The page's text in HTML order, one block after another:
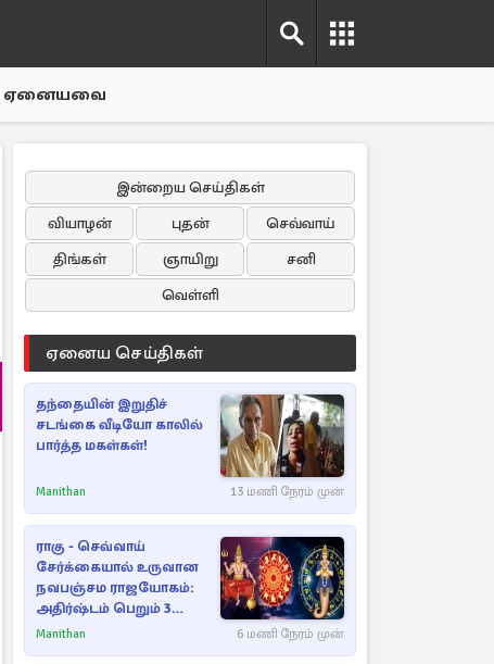
ஏனையவை
இன்றைய செய்திகள்
வியாழன்
புதன்
செவ்வாய்
திங்கள்
ஞாயிறு
சனி
வெள்ளி
ஏனைய செய்திகள்
தந்தையின் இறுதிச்
சடங்கை வீடியோ காலில்
பார்த்த மகள்கள்!
Manithan 13 மணி நேரம் முன்
ராகு - செவ்வாய்
சேர்க்கையால் உருவான
நவபஞ்சம ராஜயோகம்:
அதிர்ஷ்டம் பெறும் 3
ராசிகள்!
Manithan 6 மணி நேரம் முன்